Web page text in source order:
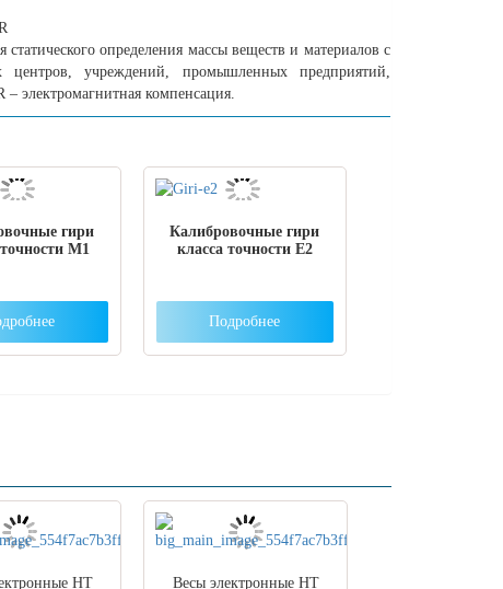
определения массы веществ и материалов с
центров, учреждений, промышленных предприятий,
электромагнитная компенсация.
гири
M1
Калибровочные гири
класса точности Е2
Подробнее
HT
Весы электронные HT